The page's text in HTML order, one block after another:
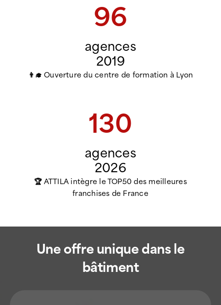
96
agences
2019
130
agences
2026
🏆 ATTILA intègre le TOP50 des meilleures
Une offre unique dans le
bâtiment